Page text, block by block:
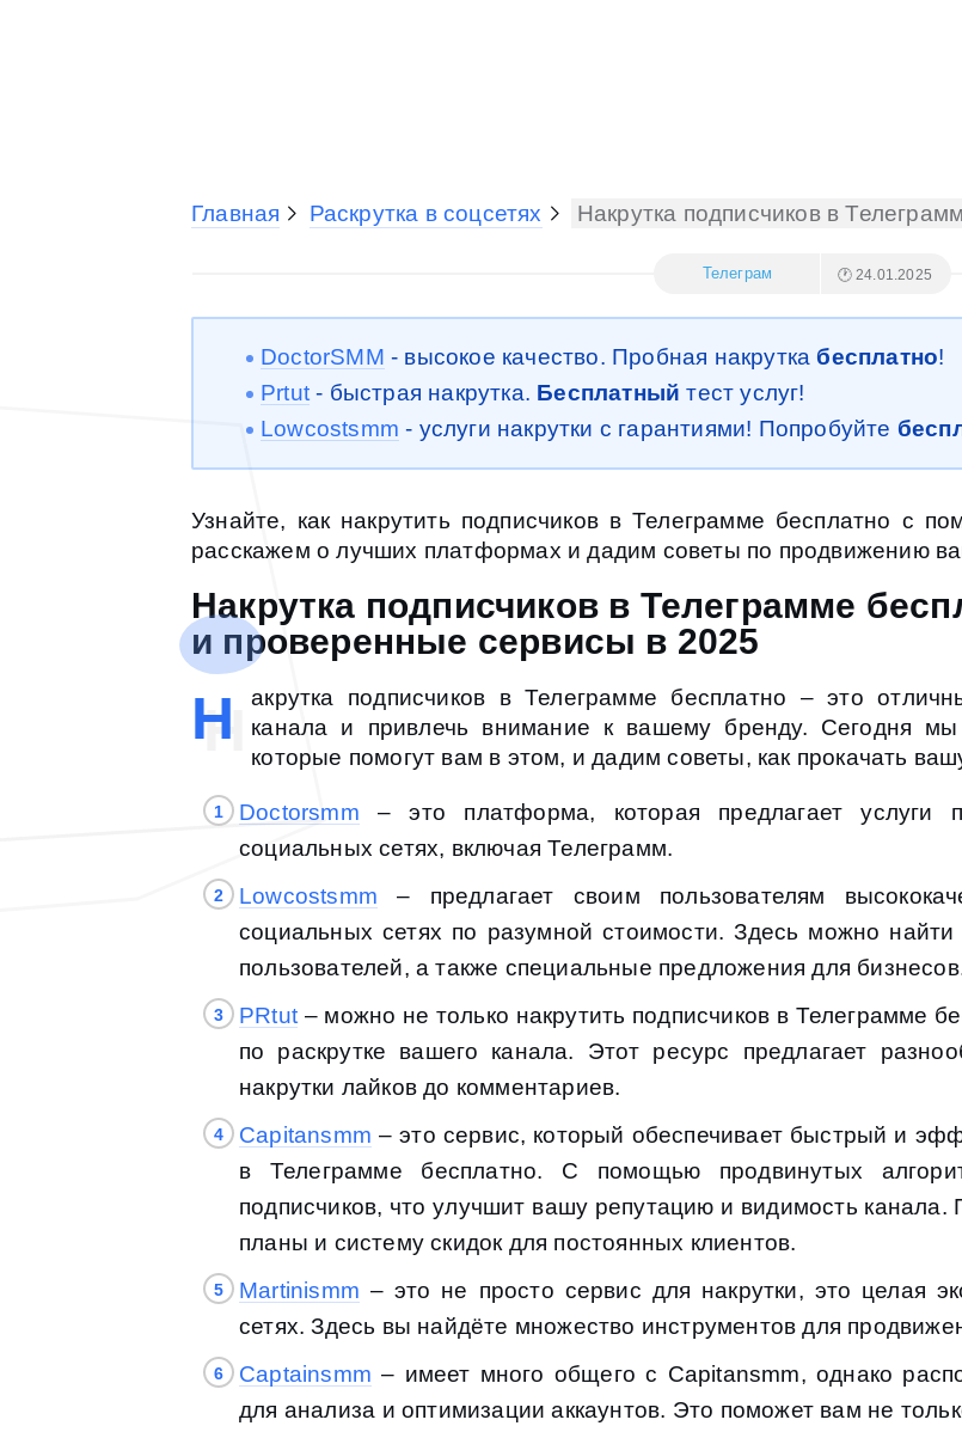
Главная Раскрутка в соцсетях Накрутка подписчиков в
Телеграм 🕐 24.01.2025
DoctorSMM - высокое качество. Пробная накруткабесплатно!
Prtut - быстрая накрутка. Бесплатный тест услуг!
Lowcostsmm - услуги накрутки с гарантиями! Попробуйте
Узнайте, как накрутить подписчиков в Телеграмме бесплатно с
расскажем о лучших платформах и дадим советы по продвижению
Накрутка подписчиков в Телеграмме
и проверенные сервисы в 2025
Н
акрутка подписчиков в Телеграмме бесплатно – это
канала и привлечь внимание к вашему бренду. Сегодня
которые помогут вам в этом, и дадим советы, как прокачать
Doctorsmm – это платформа, которая предлагает услуги
социальных сетях, включая Телеграмм.
Lowcostsmm – предлагает своим пользователям
социальных сетях по разумной стоимости. Здесь можно
пользователей, а также специальные предложения для
PRtut– можно не только накрутить подписчиков в Телеграмме
по раскрутке вашего канала. Этот ресурс предлагает
накрутки лайков до комментариев.
Capitansmm – это сервис, который обеспечивает быстрый и
в Телеграмме бесплатно. С помощью продвинутых
подписчиков, что улучшит вашу репутацию и видимость
планы и систему скидок для постоянных клиентов.
Martinismm – это не просто сервис для накрутки, это целая
сетях. Здесь вы найдёте множество инструментов для
Captainsmm – имеет много общего с Capitansmm, однако
для анализа и оптимизации аккаунтов. Это поможет вам не